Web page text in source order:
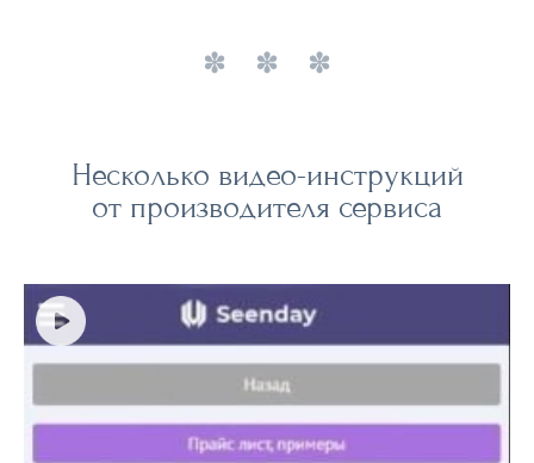
Несколько видео-инструкций
от производителя сервиса